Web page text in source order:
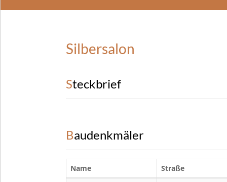
Silbersalon
Steckbrief
Baudenkmäler
Name
Straße